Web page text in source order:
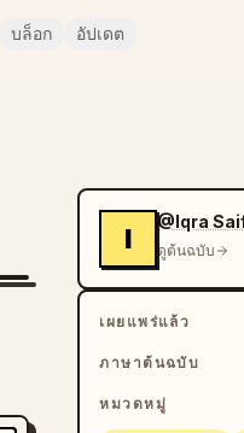
บล็อก อัปเดต
I
@Iqra
ดูต้นฉบับ
เผยแพร่แล้ว
ภาษาต้นฉบับ
หมวดหมู่